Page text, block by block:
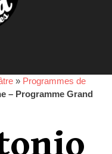
» Programmes de
– Programme Grand